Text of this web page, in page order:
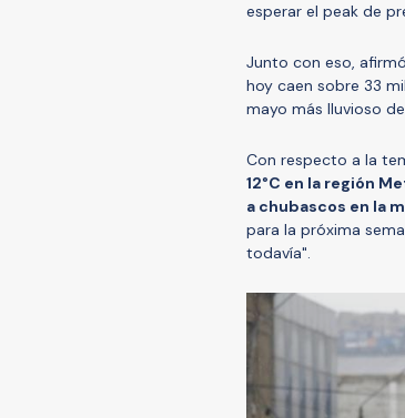
esperar el peak de
Junto con eso,
hoy caen sobre 33
mayo más lluvioso
Con respecto a la
12°C en la región
a chubascos en la
para la próxima
todavía".